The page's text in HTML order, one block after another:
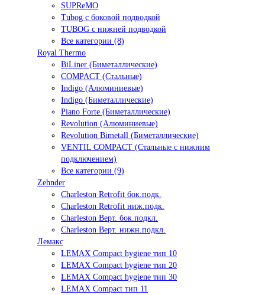
SUPReMO
Tubog с боковой подводкой
TUBOG с нижней подводкой
Все категории (8)
Royal Thermo
BiLiner (Биметаллические)
COMPACT (Стальные)
Indigo (Алюминиевые)
Indigo (Биметаллические)
Piano Forte (Биметаллические)
Revolution (Алюминиевые)
Revolution Bimetall (Биметаллические)
VENTIL COMPACT (Стальные с нижним
подключением)
Все категории (9)
Zehnder
Charleston Retrofit бок.подк.
Charleston Retrofit ниж.подк.
Charleston Верт. бок.подкл.
Charleston Верт. нижн.подкл.
Лемакс
LEMAX Compact hygiene тип 10
LEMAX Compact hygiene тип 20
LEMAX Compact hygiene тип 30
LEMAX Compact тип 11